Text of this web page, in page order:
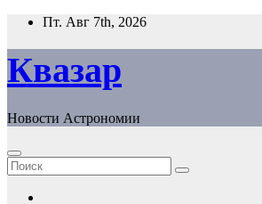
Перейти
содержанию
Пт. Авг 7th, 2026
Квазар
Новости Астрономии